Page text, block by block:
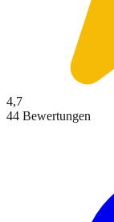
4,7
44 Bewertungen